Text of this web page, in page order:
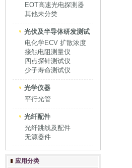
EOT高速光电探测器
其他未分类
光伏及半导体研发测试
电化学ECV 扩散浓度
接触电阻测量仪
四点探针测试仪
少子寿命测试仪
光学仪器
平行光管
光纤配件
光纤跳线及配件
无源器件
应用分类